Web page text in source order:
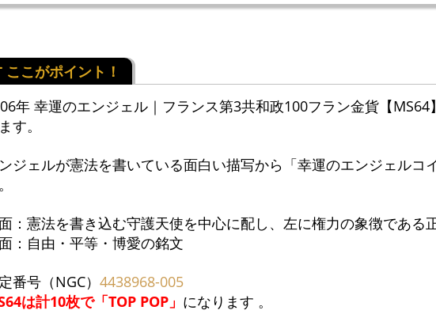
年 幸運のエンジェル｜フランス第3共和政100フラン金貨【MS64
す。
ジェルが憲法を書いている面白い描写から「幸運のエンジェルコ
：憲法を書き込む守護天使を中心に配し、左に権力の象徴である
：自由・平等・博愛の銘文
番号（NGC） 4438968-005
は計10枚で「TOP POP」 になります 。